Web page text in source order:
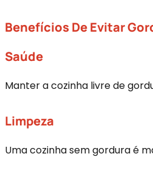
Benefícios De Evitar
Saúde
Manter a cozinha livre de
Limpeza
Uma cozinha sem gordura é